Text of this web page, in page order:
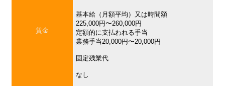
賃金
基本給（月額平均）又は時間額
225,000円〜260,000円
定額的に支払われる手当
業務手当20,000円〜20,000円
固定残業代
なし